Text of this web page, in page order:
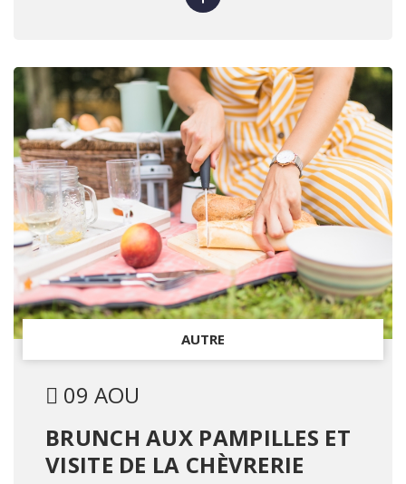
AUTRE
09 AOU
BRUNCH AUX PAMPILLES ET
VISITE DE LA CHÈVRERIE